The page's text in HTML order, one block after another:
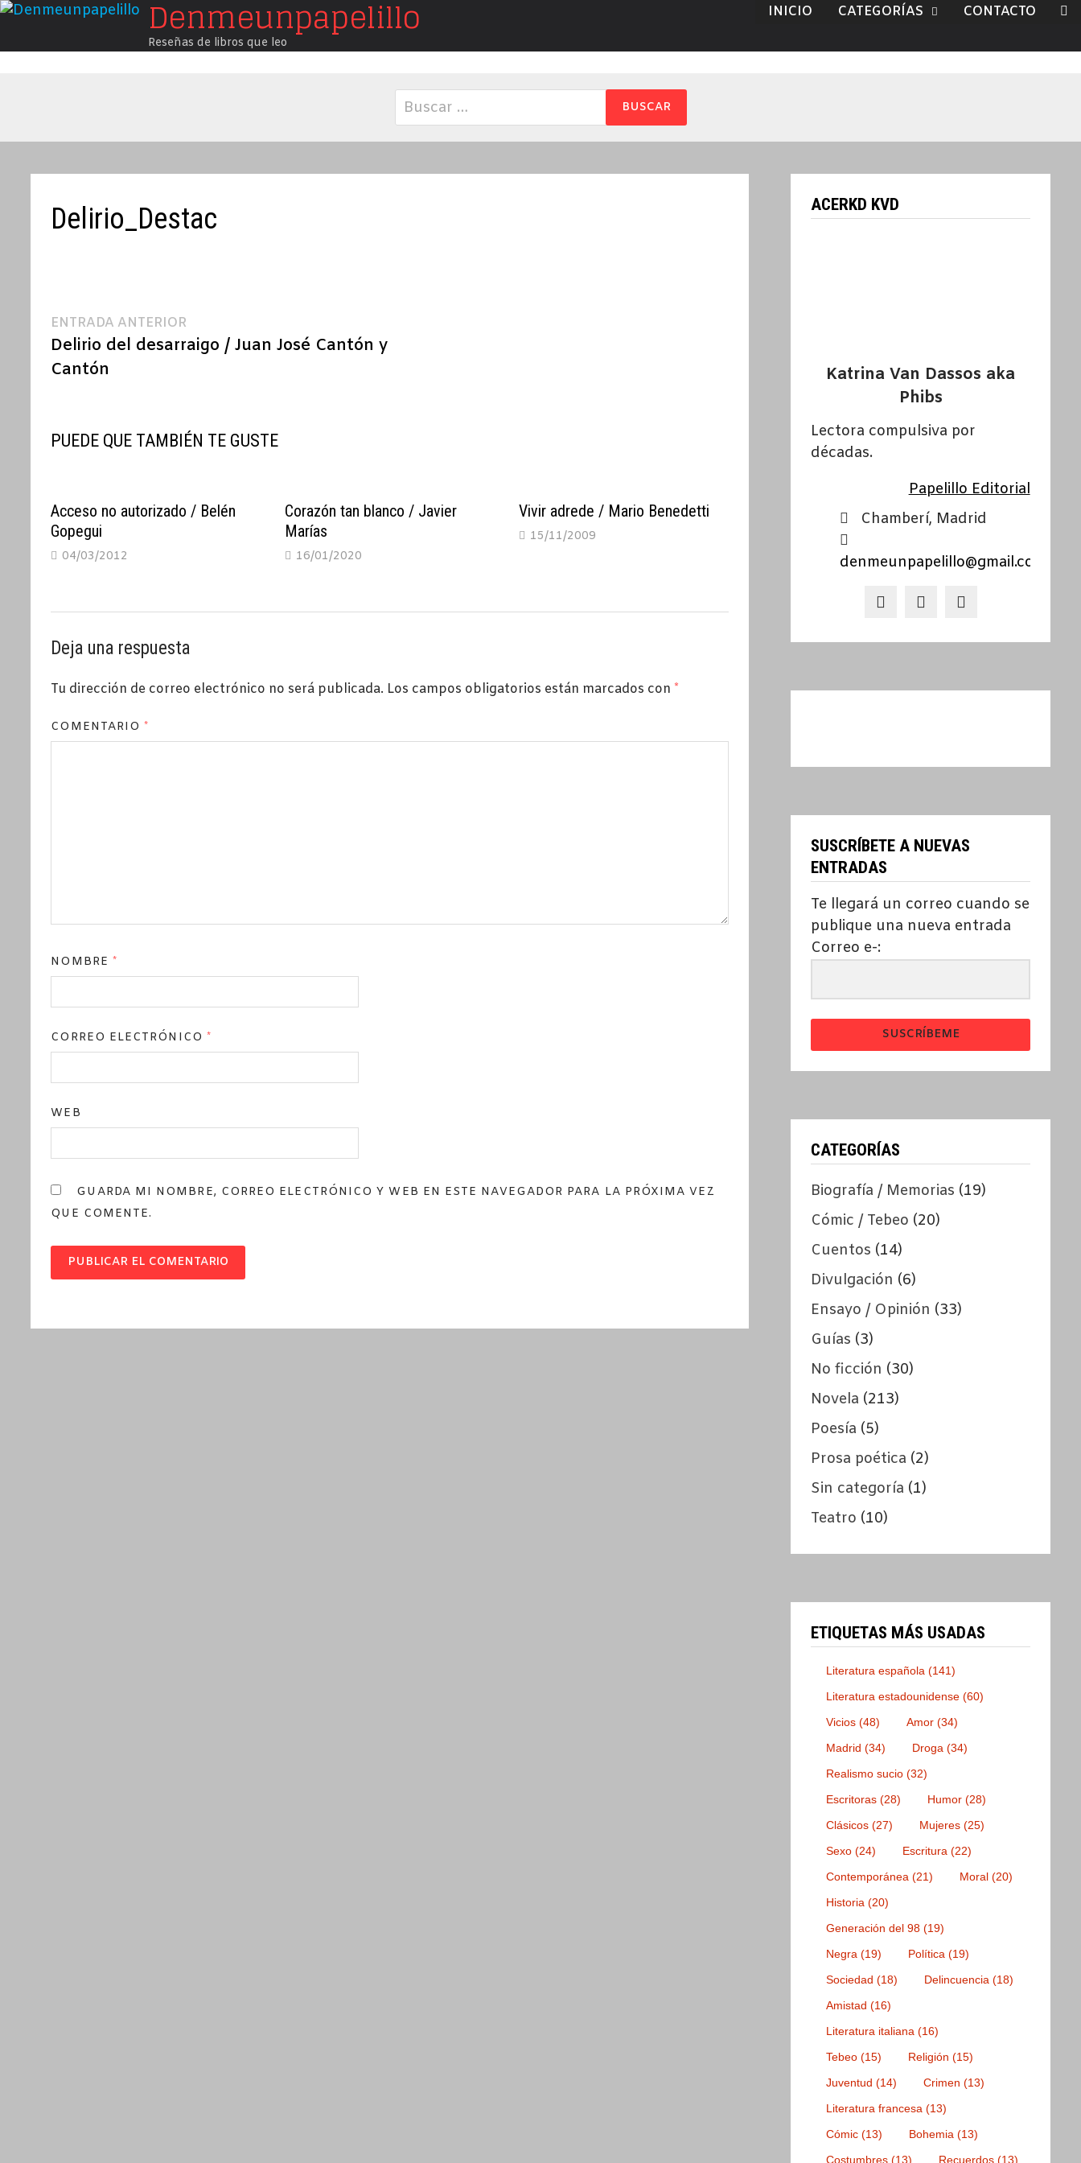
Saltar
contenido
Denmeunpapelillo
Reseñas de libros que leo
INICIO CATEGORÍAS CONTACTO
Buscar:
Delirio_Destac
Navegación
de
ENTRADA ANTERIOR
anterior:
Delirio del desarraigo / Juan José Cantón y
Cantón
PUEDE QUE TAMBIÉN TE GUSTE
Acceso no autorizado / Belén
Gopegui
04/03/2012
Corazón tan blanco / Javier
Marías
16/01/2020
Vivir adrede / Mario Benedetti
15/11/2009
Deja una respuesta
Tu dirección de correo electrónico no será publicada. Los campos obligatorios están marcados con *
COMENTARIO*
NOMBRE *
CORREO ELECTRÓNICO *
WEB
GUARDA MI NOMBRE, CORREO ELECTRÓNICO Y WEB EN ESTE NAVEGADOR PARA LA PRÓXIMA VEZ
QUE COMENTE.
ACERKD KVD
Katrina Van Dassos aka
Phibs
Lectora compulsiva por
décadas.
Papelillo Editorial
Chamberí, Madrid
denmeunpapelillo@gmail.com
SUSCRÍBETE A NUEVAS
ENTRADAS
Te llegará un correo cuando se
publique una nueva entrada
Correo e-:
SUSCRÍBEME
CATEGORÍAS
Biografía / Memorias (19)
Cómic / Tebeo (20)
Cuentos (14)
Divulgación (6)
Ensayo / Opinión (33)
Guías (3)
No ficción (30)
Novela (213)
Poesía (5)
Prosa poética (2)
Sin categoría (1)
Teatro (10)
ETIQUETAS MÁS USADAS
Literatura española (141)
Literatura estadounidense (60)
Vicios (48) Amor (34)
Madrid (34) Droga (34)
Realismo sucio (32)
Escritoras (28) Humor (28)
Clásicos (27) Mujeres (25)
Sexo (24) Escritura (22)
Contemporánea (21) Moral (20)
Historia (20)
Generación del 98 (19)
Negra (19) Política (19)
Sociedad (18) Delincuencia (18)
Amistad (16)
Literatura italiana (16)
Tebeo (15) Religión (15)
Juventud (14) Crimen (13)
Literatura francesa (13)
Cómic (13) Bohemia (13)
Costumbres (13) Recuerdos (13)